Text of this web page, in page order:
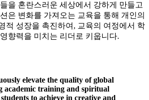
을 혼란스러운 세상에서 강하게 만들고
은 변화를 가져오는 교육을 통해 개인의
적 성장을 촉진하여, 교육의 여정에서 학
향력을 미치는 리더로 키웁니다.
elevate the quality of global
academic training and spiritual
to achieve in creative and